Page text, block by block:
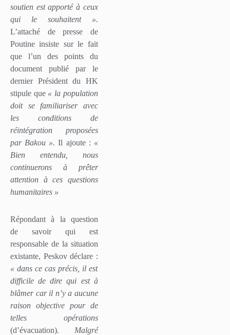
soutien est apporté à ceux
qui le souhaitent ».
L’attaché de presse de
Poutine insiste sur le fait
que l’un des points du
document publié par le
dernier Président du HK
stipule que « la population
doit se familiariser avec
les conditions de
réintégration proposées
par Bakou ». Il ajoute : «
Bien entendu, nous
continuerons à prêter
attention à ces questions
humanitaires »
Répondant à la question
de savoir qui est
responsable de la situation
existante, Peskov déclare :
« dans ce cas précis, il est
difficile de dire qui est à
blâmer car il n’y a aucune
raison objective pour de
telles opérations
(d’évacuation). Malgré